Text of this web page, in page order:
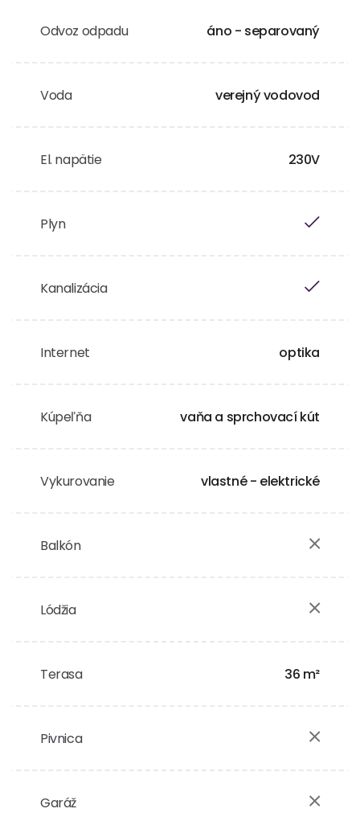
Odvoz odpadu áno - separovaný
Voda verejný vodovod
El. napätie 230V
Plyn
Kanalizácia
Internet optika
Kúpeľňa vaňa a sprchovací kút
Vykurovanie vlastné - elektrické
Balkón
Lódžia
Terasa 36 m²
Pivnica
Garáž